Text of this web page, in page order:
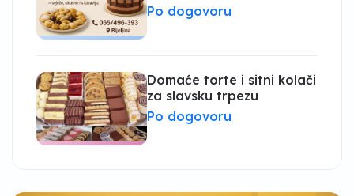
Po dogovoru
Domaće torte i sitni kolači
za slavsku trpezu
Po dogovoru